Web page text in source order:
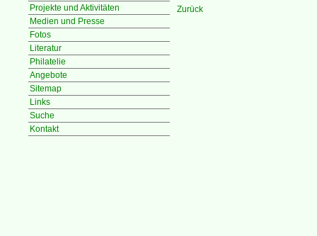
Projekte und Aktivitäten
Medien und Presse
Fotos
Literatur
Philatelie
Angebote
Sitemap
Links
Suche
Kontakt
Zurück